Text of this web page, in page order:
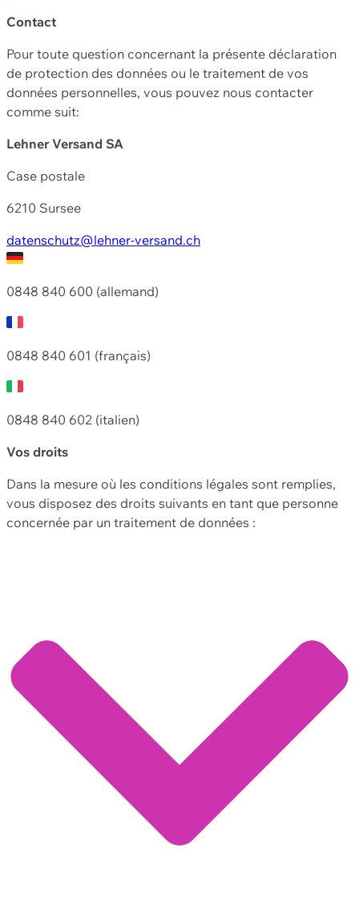
Contact
Pour toute question concernant la présente déclaration
de protection des données ou le traitement de vos
données personnelles, vous pouvez nous contacter
comme suit:
Lehner Versand SA
Case postale
6210 Sursee
datenschutz@lehner-versand.ch
0848 840 600 (allemand)
0848 840 601 (français)
0848 840 602 (italien)
Vos droits
Dans la mesure où les conditions légales sont remplies,
vous disposez des droits suivants en tant que personne
concernée par un traitement de données :